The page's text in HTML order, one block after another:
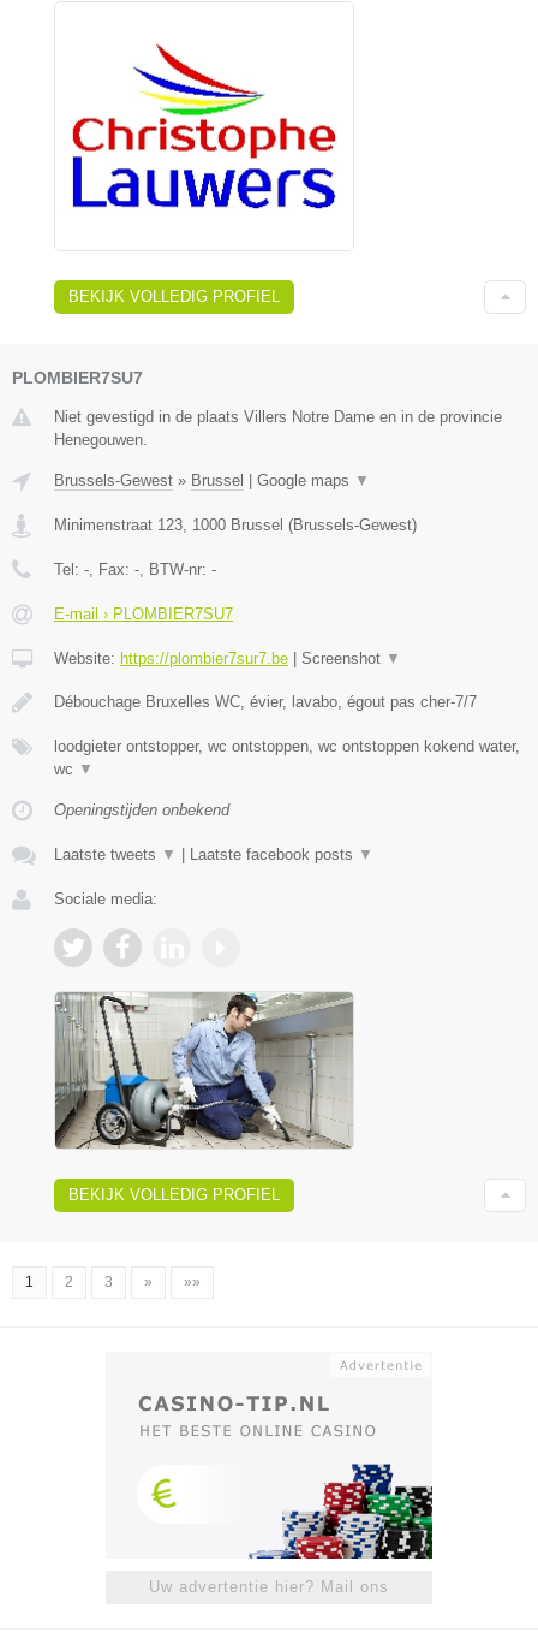
BEKIJK VOLLEDIG PROFIEL
PLOMBIER7SU7
Niet gevestigd in de plaats Villers Notre Dame en in de provincie
Henegouwen.
Brussels-Gewest » Brussel Google maps ▼
Minimenstraat 123 1000 Brussel (Brussels-Gewest)
Tel: - , Fax: - , BTW-nr: -
E-mail › PLOMBIER7SU7
Website: https://plombier7sur7.be Screenshot ▼
Débouchage Bruxelles WC, évier, lavabo, égout pas cher-7/7
loodgieter ontstopper, wc ontstoppen, wc ontstoppen kokend water,
wc ▼
Openingstijden onbekend
Laatste tweets ▼ Laatste facebook posts ▼
Sociale media:
BEKIJK VOLLEDIG PROFIEL
1 2 3 » »»
Uw advertentie hier? Mail ons